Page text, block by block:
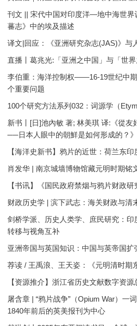
刊文 || 宋代中国对印度洋—地中海世界
蕃志》中的埃及描述
译文|回应：《亚洲研究杂志(JAS)》与
直播丨葛兆光:「亚洲之中国」与「世
李伯重：海洋控制权——16-19世纪中
个重要问题
100个研究方法系列032：词源学（
新书丨[日]池內敏 著; 林美琪 译:《從友
──日本人眼中的朝鮮是如何形成的？
【海洋史新书】鸦片的近世：荷兰东印
肖发华 | 南京城墙博物馆藏元明时期铭
【书讯】《国民政府禁烟与鸦片财政研
财政历史学 | 滨下武志：海关财政与清
剑桥学派、历史人类学、庶民研究：
转移与视角互补
亚洲帝国与英国知识：中国与英帝国扩
荐读 / 王禹浪、王天姿：《元明清时期
【资源推介】浙江省历史文献数字资源
屠含章 | “鸦片战争”（Opium War）
1840年前后的英美报刊为中心